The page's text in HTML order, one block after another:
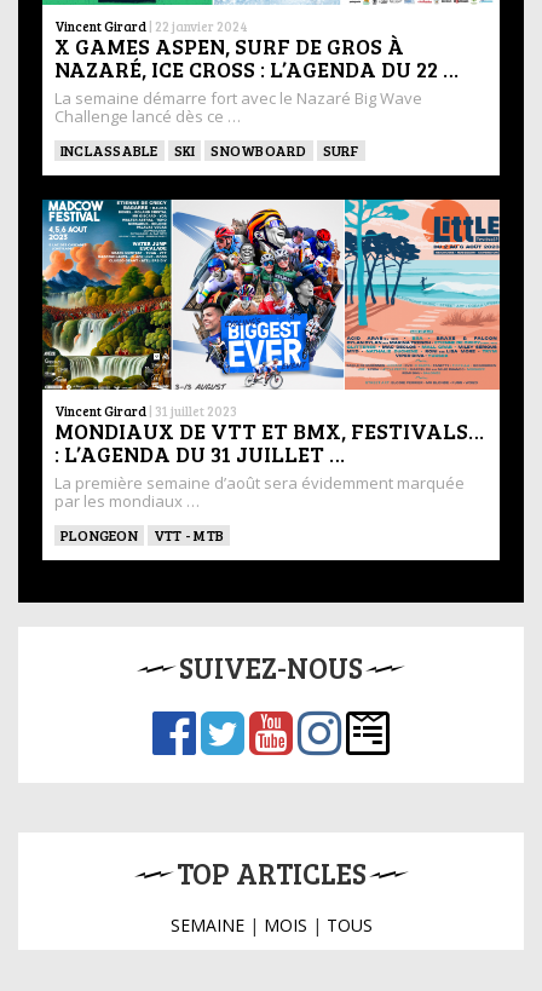
Vincent Girard | 22 janvier 2024
X GAMES ASPEN, SURF DE GROS À
NAZARÉ, ICE CROSS : L’AGENDA DU 22 …
La semaine démarre fort avec le Nazaré Big Wave
Challenge lancé dès ce …
INCLASSABLE SKI SNOWBOARD SURF
Vincent Girard | 31 juillet 2023
MONDIAUX DE VTT ET BMX, FESTIVALS…
: L’AGENDA DU 31 JUILLET …
La première semaine d’août sera évidemment marquée
par les mondiaux …
PLONGEON VTT - MTB
SUIVEZ-NOUS
TOP ARTICLES
SEMAINE| MOIS | TOUS